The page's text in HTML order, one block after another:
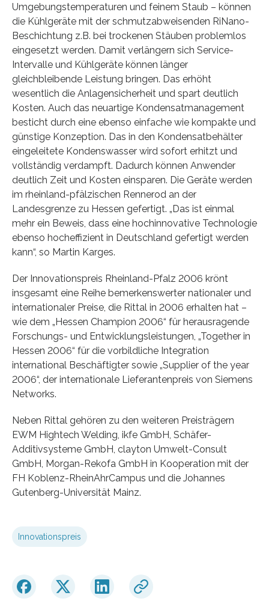
Umgebungstemperaturen und feinem Staub – können
die Kühlgeräte mit der schmutzabweisenden RiNano-
Beschichtung z.B. bei trockenen Stäuben problemlos
eingesetzt werden. Damit verlängern sich Service-
Intervalle und Kühlgeräte können länger
gleichbleibende Leistung bringen. Das erhöht
wesentlich die Anlagensicherheit und spart deutlich
Kosten. Auch das neuartige Kondensatmanagement
besticht durch eine ebenso einfache wie kompakte und
günstige Konzeption. Das in den Kondensatbehälter
eingeleitete Kondenswasser wird sofort erhitzt und
vollständig verdampft. Dadurch können Anwender
deutlich Zeit und Kosten einsparen. Die Geräte werden
im rheinland-pfälzischen Rennerod an der
Landesgrenze zu Hessen gefertigt. „Das ist einmal
mehr ein Beweis, dass eine hochinnovative Technologie
ebenso hocheffizient in Deutschland gefertigt werden
kann“, so Martin Karges.
Der Innovationspreis Rheinland-Pfalz 2006 krönt
insgesamt eine Reihe bemerkenswerter nationaler und
internationaler Preise, die Rittal in 2006 erhalten hat –
wie dem „Hessen Champion 2006“ für herausragende
Forschungs- und Entwicklungsleistungen, „Together in
Hessen 2006“ für die vorbildliche Integration
international Beschäftigter sowie „Supplier of the year
2006“, der internationale Lieferantenpreis von Siemens
Networks.
Neben Rittal gehören zu den weiteren Preisträgern
EWM Hightech Welding, ikfe GmbH, Schäfer-
Additivsysteme GmbH, clayton Umwelt-Consult
GmbH, Morgan-Rekofa GmbH in Kooperation mit der
FH Koblenz-RheinAhrCampus und die Johannes
Gutenberg-Universität Mainz.
Innovationspreis